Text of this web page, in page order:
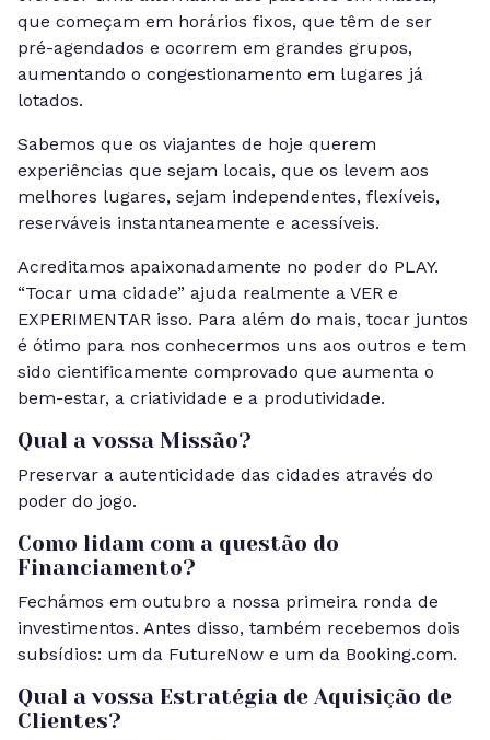
que começam em horários fixos, que têm de ser
pré-agendados e ocorrem em grandes grupos,
aumentando o congestionamento em lugares já
lotados.
Sabemos que os viajantes de hoje querem
experiências que sejam locais, que os levem aos
melhores lugares, sejam independentes, flexíveis,
reserváveis instantaneamente e acessíveis.
Acreditamos apaixonadamente no poder do PLAY.
“Tocar uma cidade” ajuda realmente a VER e
EXPERIMENTAR isso. Para além do mais, tocar juntos
é ótimo para nos conhecermos uns aos outros e tem
sido cientificamente comprovado que aumenta o
bem-estar, a criatividade e a produtividade.
Qual a vossa Missão?
Preservar a autenticidade das cidades através do
poder do jogo.
Como lidam com a questão do
Financiamento?
Fechámos em outubro a nossa primeira ronda de
investimentos. Antes disso, também recebemos dois
subsídios: um da FutureNow e um da Booking.com.
Qual a vossa Estratégia de Aquisição de
Clientes?